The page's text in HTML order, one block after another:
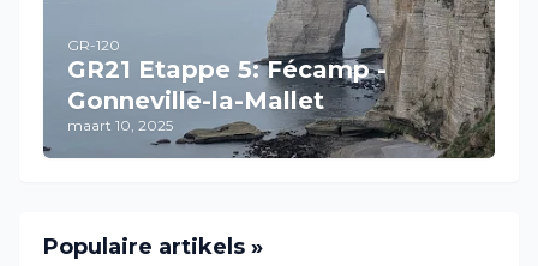
GR-120
GR21 Etappe 5: Fécamp -
Gonneville-la-Mallet
maart 10, 2025
Populaire artikels »